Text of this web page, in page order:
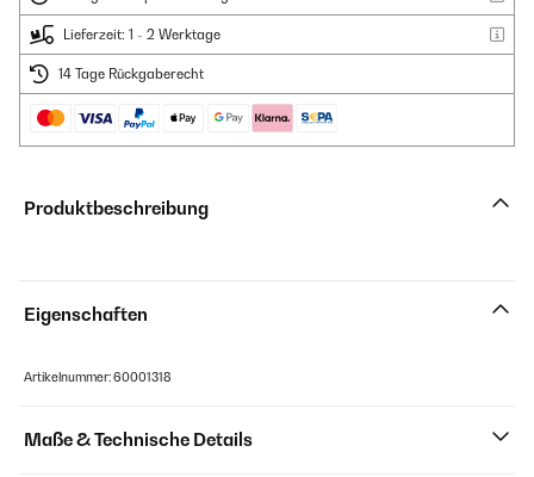
Lieferzeit: 1 - 2 Werktage
14 Tage Rückgaberecht
Produktbeschreibung
Eigenschaften
Artikelnummer: 60001318
Maße & Technische Details